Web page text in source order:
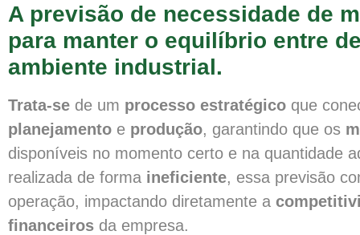
A previsão de necessidade de
para manter o equilíbrio entre
ambiente industrial.
Trata-se de um processo estratégico que
planejamento e produção, garantindo que os
disponíveis no momento certo e na quantidade
realizada de forma ineficiente, essa previsão
operação, impactando diretamente a
financeiros da empresa.